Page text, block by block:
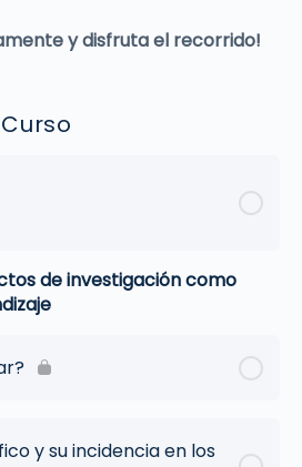
y disfruta el recorrido!
de investigación como
y su incidencia en los